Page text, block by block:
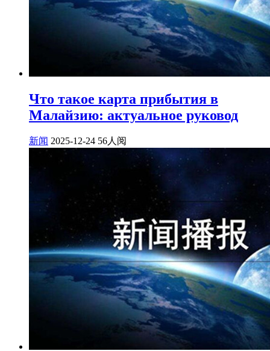
Что такое карта прибытия в
Малайзию: актуальное руковод
新闻 2025-12-24 56人阅